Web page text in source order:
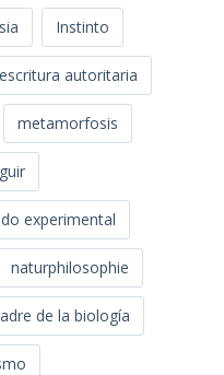
Instinto
autoritaria
metamorfosis
experimental
naturphilosophie
de la biología